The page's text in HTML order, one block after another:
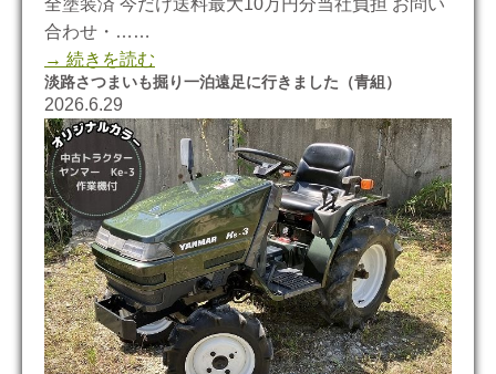
全塗装済 今だけ送料最大10万円分当社負担 お問い
合わせ・……
→ 続きを読む
淡路さつまいも掘り一泊遠足に行きました（青組）
2026.6.29